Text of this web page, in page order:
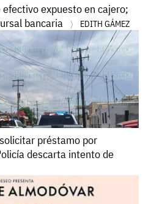
expuesto en cajero;
bancaria
EDITH GÁMEZ
préstamo por
descarta intento de